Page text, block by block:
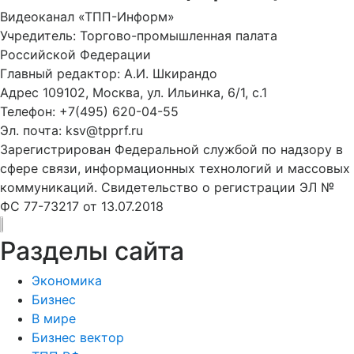
Видеоканал «ТПП-Информ»
Учредитель: Торгово-промышленная палата
Российской Федерации
Главный редактор: А.И. Шкирандо
Адрес 109102, Москва, ул. Ильинка, 6/1, c.1
Телефон: +7(495) 620-04-55
Эл. почта: ksv@tpprf.ru
Зарегистрирован Федеральной службой по надзору в
сфере связи, информационных технологий и массовых
коммуникаций. Свидетельство о регистрации ЭЛ №
ФС 77-73217 от 13.07.2018
Разделы сайта
Экономика
Бизнес
В мире
Бизнес вектор